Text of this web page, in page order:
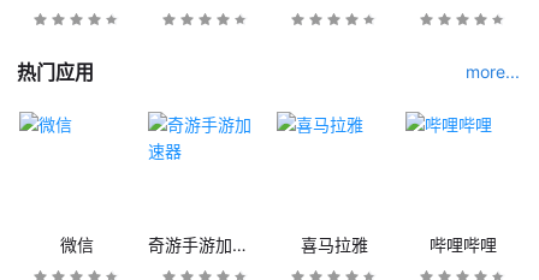
热门应用 more...
微信 奇游手游加速器 喜马拉雅 哔哩哔哩